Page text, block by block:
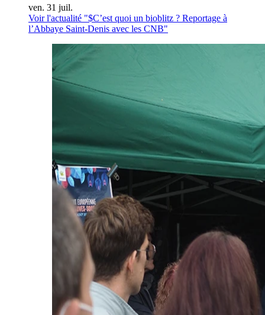
ven. 31 juil.
Voir l'actualité "$C’est quoi un bioblitz ? Reportage à
l’Abbaye Saint-Denis avec les CNB"